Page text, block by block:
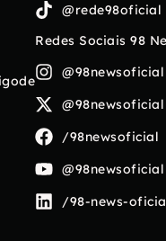
@rede98oficial
Redes Sociais 98
@98newsoficial
@98newsoficial
/98newsoficial
@98newsoficial
/98-news-